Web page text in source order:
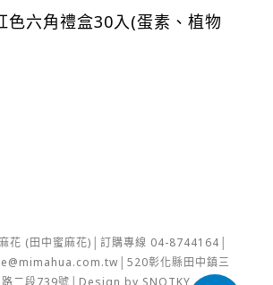
色六角禮盒30入(蛋素、植物
花 (田中蜜麻花)│訂購專線 04-8744164│
彰化縣田中鎮三
路二段739號│Design by SNOTKY